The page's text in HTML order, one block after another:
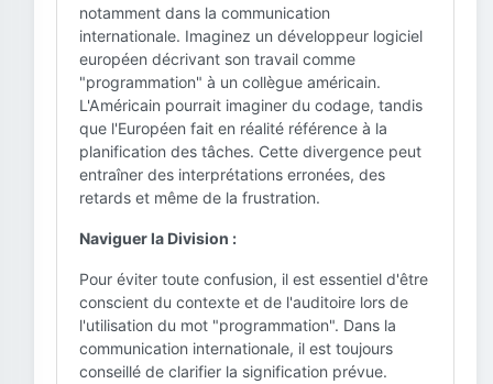
notamment dans la communication
internationale. Imaginez un développeur logiciel
européen décrivant son travail comme
"programmation" à un collègue américain.
L'Américain pourrait imaginer du codage, tandis
que l'Européen fait en réalité référence à la
planification des tâches. Cette divergence peut
entraîner des interprétations erronées, des
retards et même de la frustration.
Naviguer la Division :
Pour éviter toute confusion, il est essentiel d'être
conscient du contexte et de l'auditoire lors de
l'utilisation du mot "programmation". Dans la
communication internationale, il est toujours
conseillé de clarifier la signification prévue.